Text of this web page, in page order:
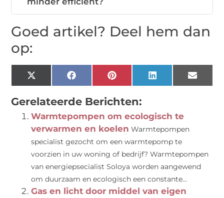
Goed artikel? Deel hem dan
op:
X
(Twitter)
FacebookPinterestLinkedIn Email
Gerelateerde Berichten:
Warmtepompen om ecologisch te
verwarmen en koelen Warmtepompen
specialist gezocht om een warmtepomp te
voorzien in uw woning of bedrijf? Warmtepompen
van energiepsecialist Soloya worden aangewend
om duurzaam en ecologisch een constante...
Gas en licht door middel van eigen